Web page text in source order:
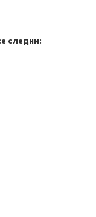
следни: